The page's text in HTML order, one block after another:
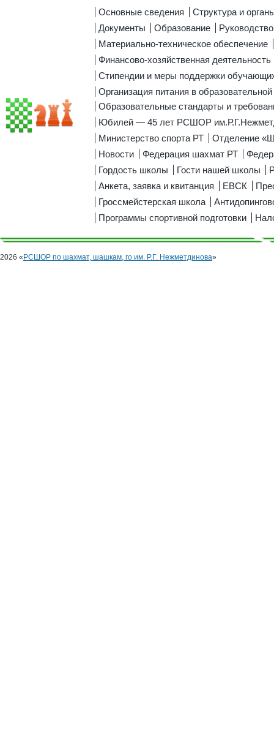
Основные сведения
Структура и
Документы
Образование
Руководство
Материально-техническое обеспечение
Финансово-хозяйственная деятельность
Стипендии и меры поддержки
Организация питания в образовательной
Образовательные стандарты и
Юбилей — 45 лет РСШОР
Министерство спорта РТ
Отделение
Новости
Федерация шахмат РТ
Гордость школы
Гости нашей школы
Анкета, заявка и квитанция
ЕВСК
Гроссмейстерская школа
Программы спортивной подготовки
2026 « РСШОР по шахмат, шашкам, го им. Р.Г. Нежметдинова»